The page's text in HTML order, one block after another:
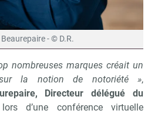
- © D.R.
nombreuses marques créait un
la notion de notoriété »,
Directeur délégué du
d’une conférence virtuelle